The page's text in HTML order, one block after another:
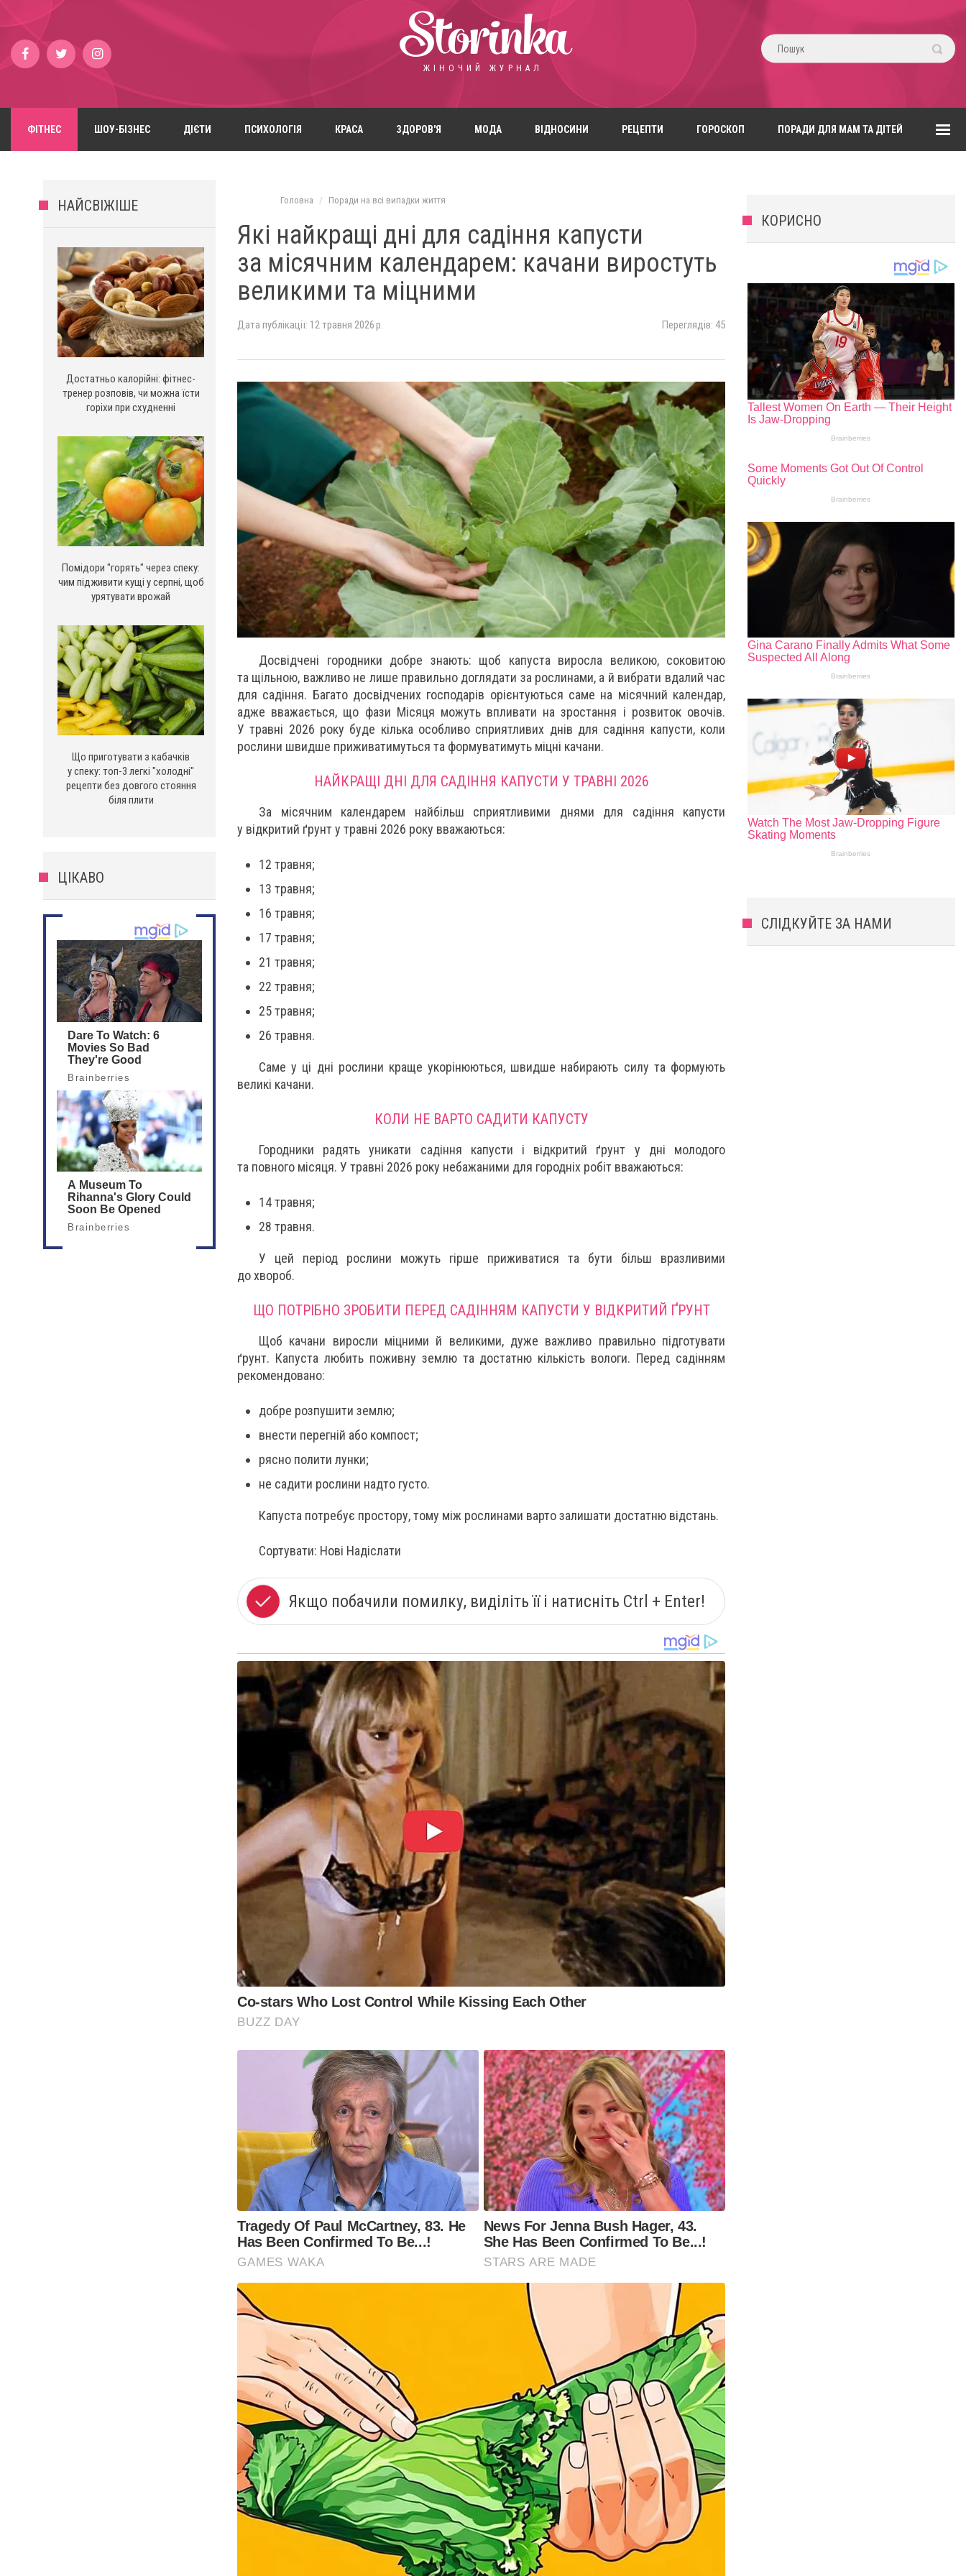
Storinka
ЖІНОЧИЙ ЖУРНАЛ
ФІТНЕС ШОУ-БІЗНЕС ДІЄТИ ПСИХОЛОГІЯ КРАСА ЗДОРОВ'Я МОДА ВІДНОСИНИ РЕЦЕПТИ ГОРОСКОП ПОРАДИ ДЛЯ МАМ ТА ДІТЕЙ
НАЙСВІЖІШЕ
Достатньо калорійні: фітнес-
тренер розповів, чи можна їсти
горіхи при схудненні
Помідори "горять" через спеку:
чим підживити кущі у серпні, щоб
урятувати врожай
Що приготувати з кабачків
у спеку: топ-3 легкі "холодні"
рецепти без довгого стояння
біля плити
ЦІКАВО
Головна Поради на всі випадки життя
Які найкращі дні для садіння капусти
за місячним календарем: качани виростуть
великими та міцними
Дата публікації: 12 травня 2026 р. Переглядів: 45
Досвідчені городники добре знають: щоб капуста виросла великою, соковитою
та щільною, важливо не лише правильно доглядати за рослинами, а й вибрати вдалий час
для садіння. Багато досвідчених господарів орієнтуються саме на місячний календар,
адже вважається, що фази Місяця можуть впливати на зростання і розвиток овочів.
У травні 2026 року буде кілька особливо сприятливих днів для садіння капусти, коли
рослини швидше приживатимуться та формуватимуть міцні качани.
НАЙКРАЩІ ДНІ ДЛЯ САДІННЯ КАПУСТИ У ТРАВНІ 2026
За місячним календарем найбільш сприятливими днями для садіння капусти
у відкритий ґрунт у травні 2026 року вважаються:
12 травня;
13 травня;
16 травня;
17 травня;
21 травня;
22 травня;
25 травня;
26 травня.
Саме у ці дні рослини краще укорінюються, швидше набирають силу та формують
великі качани.
КОЛИ НЕ ВАРТО САДИТИ КАПУСТУ
Городники радять уникати садіння капусти і відкритий ґрунт у дні молодого
та повного місяця. У травні 2026 року небажаними для городніх робіт вважаються:
14 травня;
28 травня.
У цей період рослини можуть гірше приживатися та бути більш вразливими
до хвороб.
ЩО ПОТРІБНО ЗРОБИТИ ПЕРЕД САДІННЯМ КАПУСТИ У ВІДКРИТИЙ ҐРУНТ
Щоб качани виросли міцними й великими, дуже важливо правильно підготувати
ґрунт. Капуста любить поживну землю та достатню кількість вологи. Перед садінням
рекомендовано:
добре розпушити землю;
внести перегній або компост;
рясно полити лунки;
не садити рослини надто густо.
Капуста потребує простору, тому між рослинами варто залишати достатню відстань.
Сортувати: Нові Надіслати
Якщо побачили помилку, виділіть її і натисніть Ctrl + Enter!
Co-stars Who Lost Control While Kissing Each Other
BUZZ DAY
Tragedy Of Paul McCartney, 83. He
Has Been Confirmed To Be...!
GAMES WAKA
News For Jenna Bush Hager, 43.
She Has Been Confirmed To Be...!
STARS ARE MADE
КОРИСНО
СЛІДКУЙТЕ ЗА НАМИ